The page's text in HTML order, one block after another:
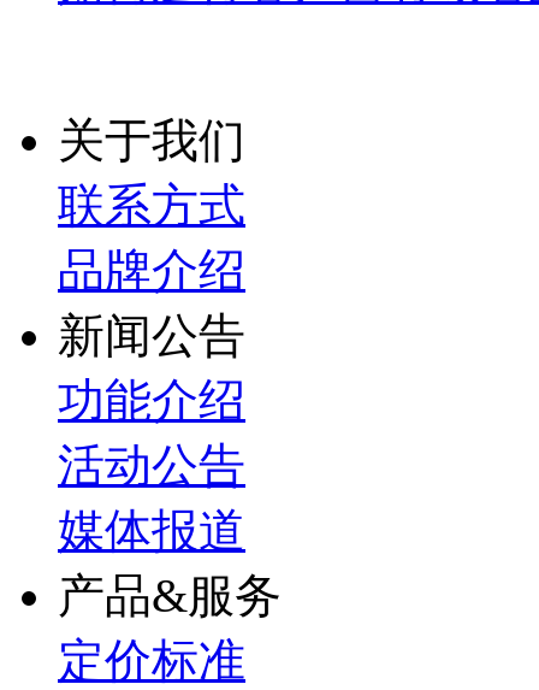
关于我们
联系方式
品牌介绍
新闻公告
功能介绍
活动公告
媒体报道
产品&服务
定价标准